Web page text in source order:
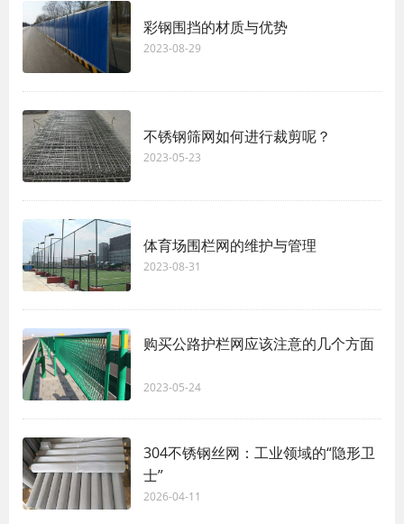
彩钢围挡的材质与优势
2023-08-29
不锈钢筛网如何进行裁剪呢？
2023-05-23
体育场围栏网的维护与管理
2023-08-31
购买公路护栏网应该注意的几个方面
2023-05-24
304不锈钢丝网：工业领域的“隐形卫
士”
2026-04-11